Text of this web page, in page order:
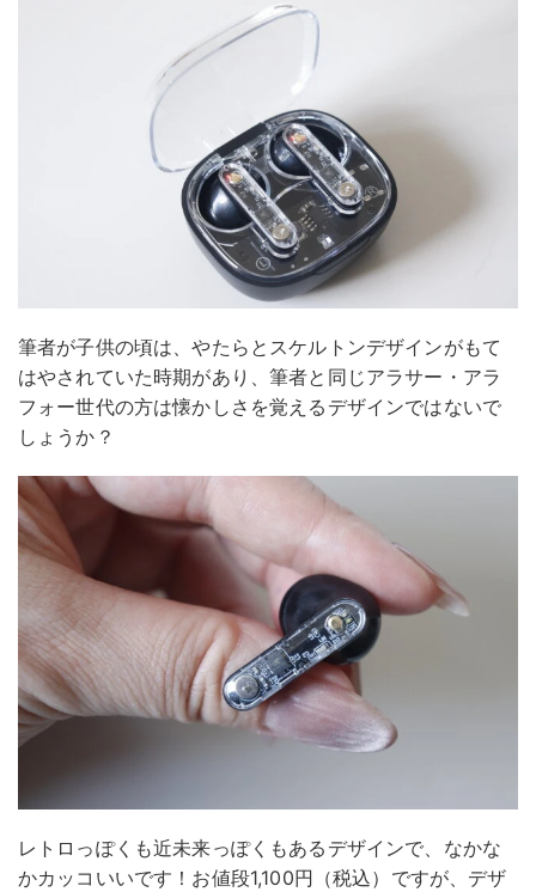
筆者が子供の頃は、やたらとスケルトンデザインがもて
はやされていた時期があり、筆者と同じアラサー・アラ
フォー世代の方は懐かしさを覚えるデザインではないで
しょうか？
レトロっぽくも近未来っぽくもあるデザインで、なかな
かカッコいいです！お値段1,100円（税込）ですが、デザ